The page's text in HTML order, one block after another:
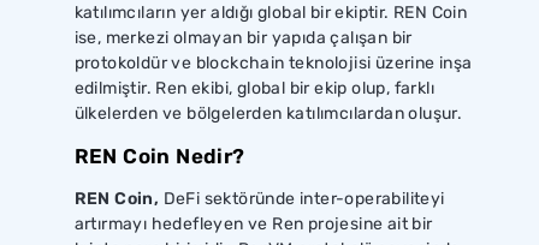
katılımcıların yer aldığı global bir ekiptir. REN Coin
ise, merkezi olmayan bir yapıda çalışan bir
protokoldür ve blockchain teknolojisi üzerine inşa
edilmiştir. Ren ekibi, global bir ekip olup, farklı
ülkelerden ve bölgelerden katılımcılardan oluşur.
REN Coin Nedir?
REN Coin, DeFi sektöründe inter-operabiliteyi
artırmayı hedefleyen ve Ren projesine ait bir